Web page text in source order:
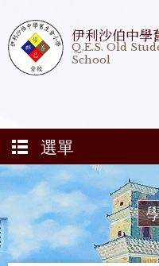
伊利沙伯中學
Q.E.S. Old
School
選單